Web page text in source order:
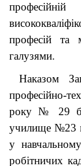
професій та
галузями.
Наказом
професійно-
року № 29
училище №23
у
робітничих